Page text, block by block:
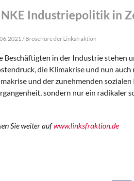
Industriepolitik in
/ Broschüre der Linksfraktion
Beschäftigten in der Industrie stehen
die Klimakrise und nun
und der zunehmenden
sondern nur ein radikaler
Sie weiter aufwww.linksfraktion.de